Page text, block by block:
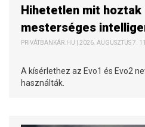
Hihetetlen mit hoztak
mesterséges
PRIVÁTBANKÁR.HU | 2026. AUGUSZTUS 7.
A kísérlethez az Evo1 és Evo2
használták.